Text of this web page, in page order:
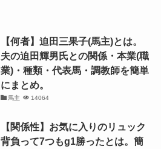
【何者】迫田三果子(馬主)とは。
夫の迫田輝男氏との関係・本業(職
業)・種類・代表馬・調教師を簡単
にまとめ。
馬主 14064
【関係性】お気に入りのリュック
背負って7つもg1勝ったとは。簡